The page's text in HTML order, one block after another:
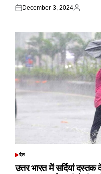
Posted
December 3, 2024
Posted
POSTED
देश
उत्तर भारत में सर्दियां